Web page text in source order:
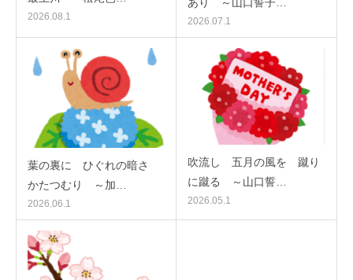
2026.08.1 2026.07.1
葉の裏に ひぐれの暗さ
かたつむり ～加…
2026.06.1
吹流し 五月の風を 蹴り
に蹴る ～山口誓…
2026.05.1